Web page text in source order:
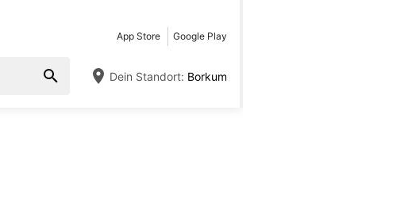
App Store Google Play
Dein Standort: Borkum